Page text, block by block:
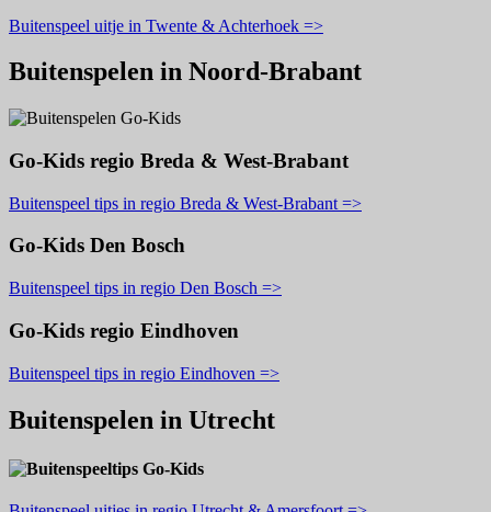
Buitenspeel uitje in Twente & Achterhoek =>
Buitenspelen in Noord-Brabant
Go-Kids regio Breda & West-Brabant
Buitenspeel tips in regio Breda & West-Brabant =>
Go-Kids Den Bosch
Buitenspeel tips in regio Den Bosch =>
Go-Kids regio Eindhoven
Buitenspeel tips in regio Eindhoven =>
Buitenspelen in Utrecht